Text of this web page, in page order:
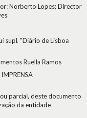
Norberto Lopes; Director
supl. "Diário de Lisboa
Ruella Ramos
IMPRENSA
parcial, deste documento
da entidade